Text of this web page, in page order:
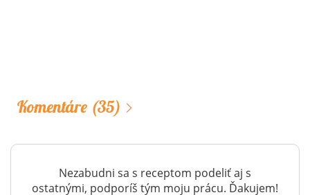
Komentáre (35)
Nezabudni sa s receptom podeliť aj s
ostatnými, podporíš tým moju prácu. Ďakujem!